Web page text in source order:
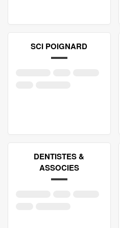
SCI POIGNARD
DENTISTES &
ASSOCIES